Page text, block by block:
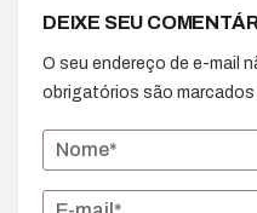
DEIXE SEU
O seu endereço de e-mail
obrigatórios são marcados